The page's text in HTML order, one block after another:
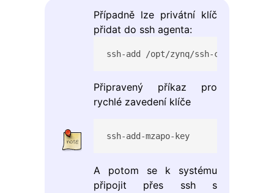
Případně lze privátní klíč
přidat do ssh agenta:
ssh-add /opt/zynq/ssh-connect/
Připravený příkaz pro
rychlé zavedení klíče
ssh-add-mzapo-key
A potom se k systému
připojit přes ssh s